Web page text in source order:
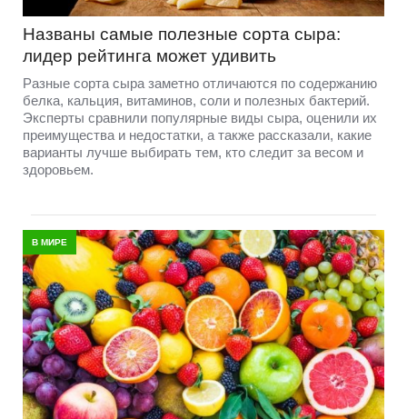
Названы самые полезные сорта сыра:
лидер рейтинга может удивить
Разные сорта сыра заметно отличаются по содержанию
белка, кальция, витаминов, соли и полезных бактерий.
Эксперты сравнили популярные виды сыра, оценили их
преимущества и недостатки, а также рассказали, какие
варианты лучше выбирать тем, кто следит за весом и
здоровьем.
В МИРЕ